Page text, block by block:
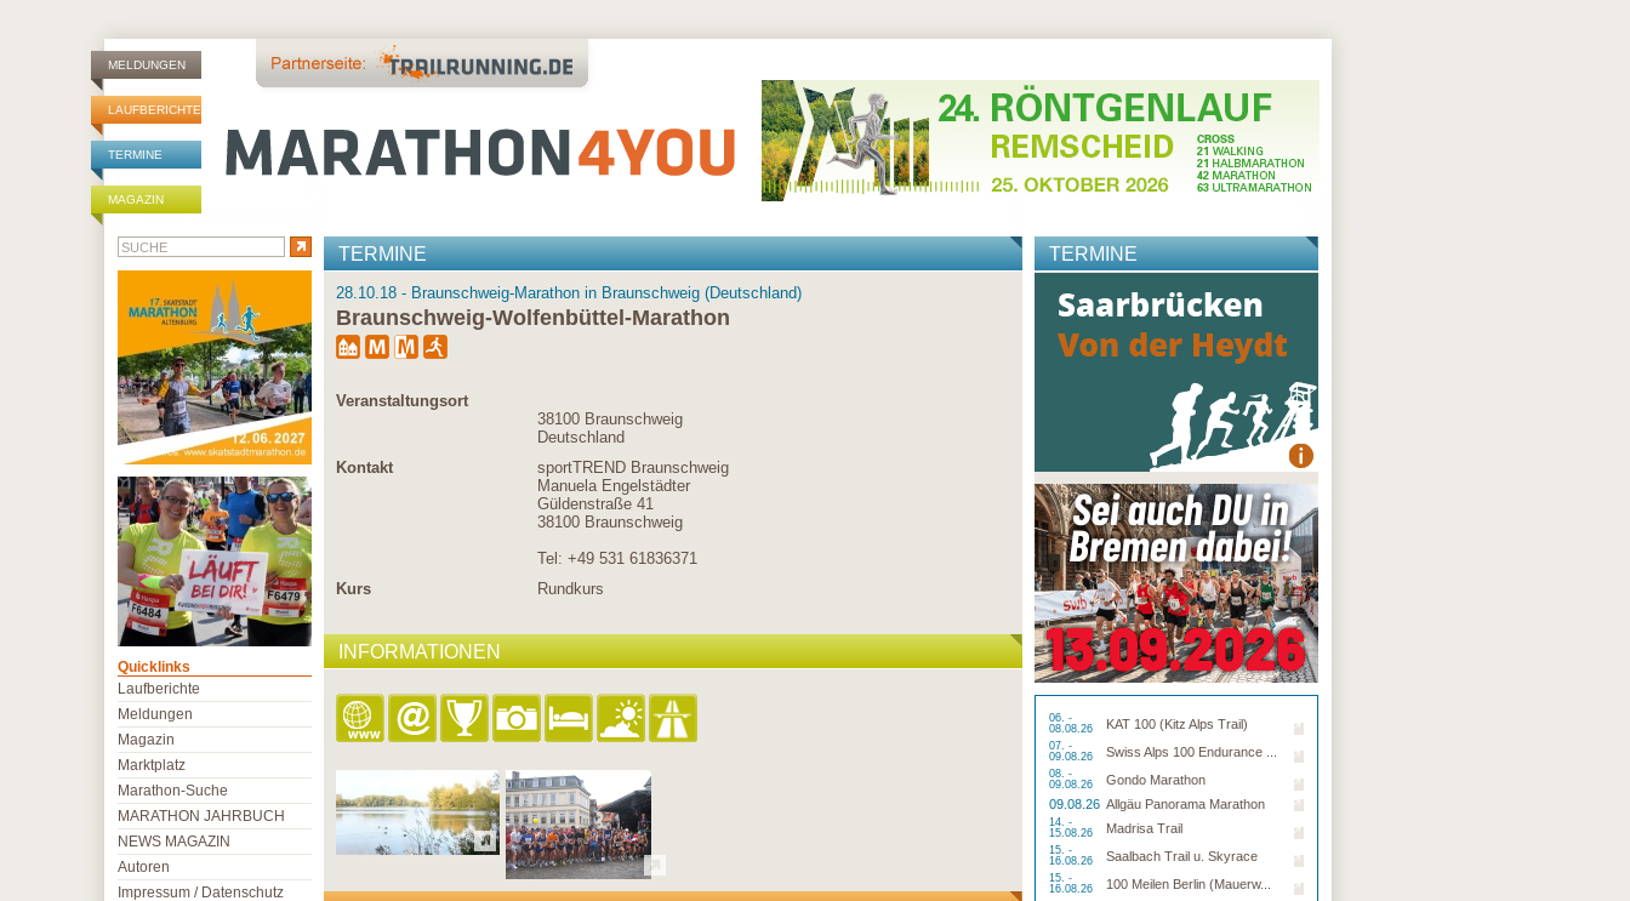
MELDUNGEN
LAUFBERICHTE
TERMINE
MAGAZIN
TERMINE
28.10.18 - Braunschweig-Marathon in Braunschweig (Deutschland)
Braunschweig-Wolfenbüttel-Marathon
Veranstaltungsort
38100 Braunschweig
Deutschland
Kontakt
sportTREND Braunschweig
Manuela Engelstädter
Güldenstraße 41
38100 Braunschweig
Tel: +49 531 61836371
Kurs
Rundkurs
INFORMATIONEN
TERMINE
06. -
08.08.26
KAT 100 (Kitz Alps Trail)
07. -
09.08.26
Swiss Alps 100 Endurance ...
08. -
09.08.26
Gondo Marathon
09.08.26 Allgäu Panorama Marathon
14. -
15.08.26
Madrisa Trail
15. -
16.08.26
Saalbach Trail u. Skyrace
15. -
16.08.26
100 Meilen Berlin (Mauerw...
Quicklinks
Laufberichte
Meldungen
Magazin
Marktplatz
Marathon-Suche
MARATHON JAHRBUCH
NEWS MAGAZIN
Autoren
Impressum / Datenschutz